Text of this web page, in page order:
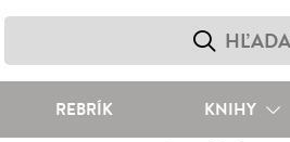
REBRÍK KNIHY